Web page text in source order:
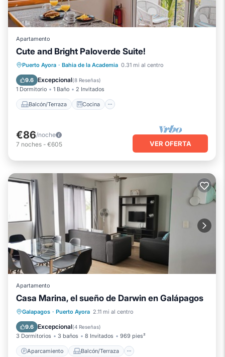
Apartamento
Cute and Bright Paloverde Suite!
Puerto Ayora · Bahia de la Academia 0.31 mi al centro
9.6 Excepcional(8 Reseñas)
1 Dormitorio 1 Baño 2 Invitados
Balcón/Terraza Cocina
Balcón/Terraza
Cocina
Aire acondicionado
€86/noche
7 noches - €605 VER OFERTA
Apartamento
Casa Marina, el sueño de Darwin en Galápagos
Galapagos · Puerto Ayora 2.11 mi al centro
9.6 Excepcional(4 Reseñas)
3 Dormitorios 3 baños 8 Invitados 969 pies²
Aparcamiento Balcón/Terraza
Aparcamiento
Balcón/Terraza
Cocina
Aire acondicionado